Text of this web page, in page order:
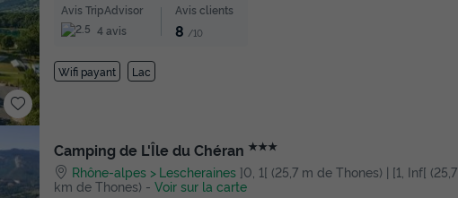
Avis TripAdvisor
4 avis
Avis clients
8 /10
Wifi payant Lac
Camping de L'Île du Chéran ★★★
Rhône-alpes Lescheraines ]0, 1[ (25,7 m de Thones) | [1, Inf[ (25,7
km de Thones) - Voir sur la carte